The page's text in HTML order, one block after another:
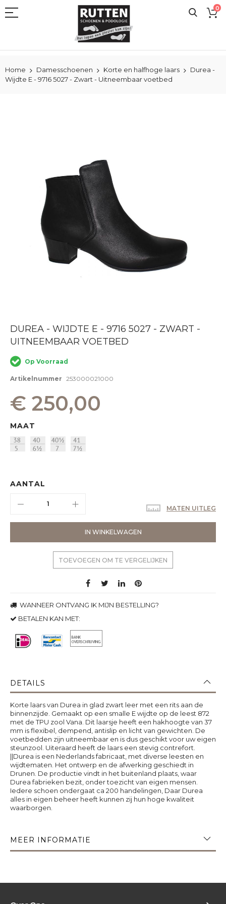
naar
0
Home Damesschoenen Korte en halfhoge laars
Durea -
Wijdte E - 9716 5027 - Zwart - Uitneembaar voetbed
Ga
het
van
de
afbeeldingen-
DUREA - WIJDTE E - 9716 5027 - ZWART -
UITNEEMBAAR VOETBED
Op Voorraad
Artikelnummer 253000021000
€ 250,00
MAAT
AANTAL
IN WINKELWAGEN
MATEN UITLEG
TOEVOEGEN OM TE VERGELIJKEN
WANNEER ONTVANG IK MIJN BESTELLING?
BETALEN KAN MET:
DETAILS
Korte laars van Durea in glad zwart leer met een rits aan de
binnenzijde. Gemaakt op een smalle E wijdte op de leest 872
met de TPU zool Vana. Dit laarsje heeft een hakhoogte van 37
mm is flexibel, dempend, antislip en licht van gewichten. De
voetbedden zijn uitneembaar en is dus geschikt voor uw eigen
steunzool. Uiteraard heeft de laars een stevig contrefort.
||Durea is een Nederlands fabricaat, met diverse leesten en
wijdtematen. Het ontwerp en de afwerking geschiedt in
Drunen. De productie vindt in het buitenland plaats, waar
Durea fabrieken bezit, onder toezicht van eigen mensen.
Iedere schoen ondergaat ca 200 handelingen, Daar Durea
alles in eigen beheer heeft kunnen zij hun hoge kwaliteit
waarborgen.
MEER INFORMATIE